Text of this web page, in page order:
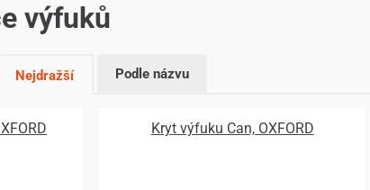
výfuků
Nejdražší Podle názvu
Kryt výfuku Can, OXFORD